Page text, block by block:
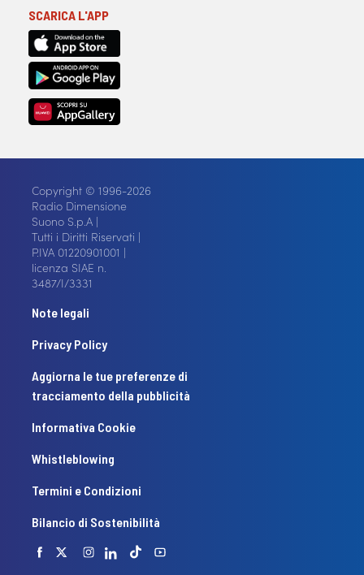
SCARICA L'APP
Copyright © 1996-2026
Radio Dimensione
Suono S.p.A |
Tutti i Diritti Riservati |
P.IVA 01220901001 |
licenza SIAE n.
3487/I/3331
Note legali
Privacy Policy
Aggiorna le tue preferenze di
tracciamento della pubblicità
Informativa Cookie
Whistleblowing
Termini e Condizioni
Bilancio di Sostenibilità